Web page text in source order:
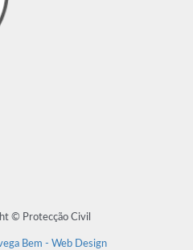
© Protecção Civil
Bem - Web Design